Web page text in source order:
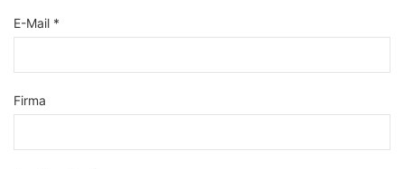
E-Mail *
Firma